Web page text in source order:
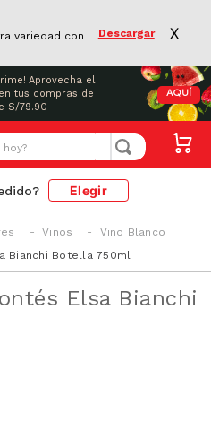
variedad con
Descargar X
Aprovecha el
en tus compras de
S/79.90
AQUÍ
Elegir
Vinos
Vino Blanco
Bianchi Botella 750ml
Elsa Bianchi